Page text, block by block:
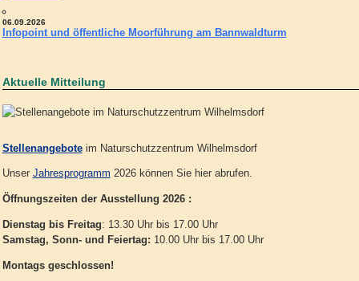
06.09.2026
Infopoint und öffentliche Moorführung am Bannwaldturm
Aktuelle Mitteilung
Stellenangeboteim Naturschutzzentrum Wilhelmsdorf
Unser Jahresprogramm 2026 können Sie hier abrufen.
Öffnungszeiten der Ausstellung 2026 :
Dienstag bis Freitag: 13.30 Uhr bis 17.00 Uhr
Samstag, Sonn- und Feiertag: 10.00 Uhr bis 17.00 Uhr
Montags geschlossen!